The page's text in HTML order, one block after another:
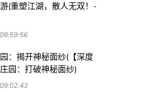
(重塑江湖，散人无双！-
：揭开神秘面纱(【深度
园：打破神秘面纱)